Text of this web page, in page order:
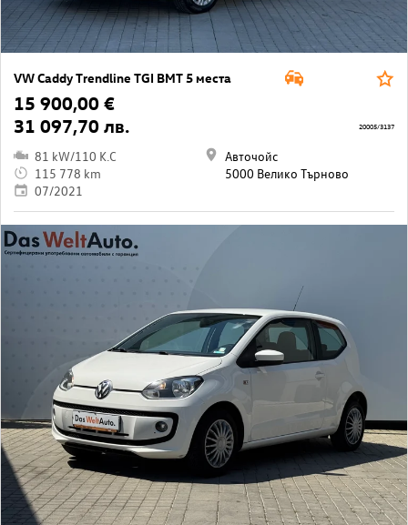
VW Caddy Trendline TGI BMT 5 места
15 900,00 €
31 097,70 лв.
81 kW/110 K.C
115 778 km
07/2021
Авточойс
5000 Велико Търново
20005/3137